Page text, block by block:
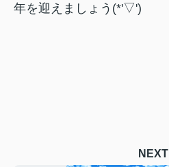
年を迎えましょう(*'▽')
NEXT